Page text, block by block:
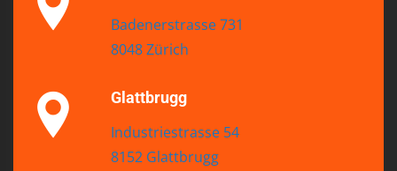
Badenerstrasse 731
8048 Zürich
Glattbrugg
Industriestrasse 54
8152 Glattbrugg